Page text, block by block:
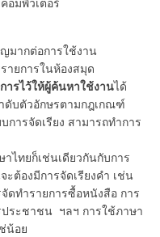
ากต่อการใช้งาน
ายการในห้องสมุด
ารไว้ให้ผู้ค้นหาใช้งานได้
ดับตัวอักษรตามกฎเกณฑ์
ารจัดเรียง สามารถทำการ
ยก็เช่นเดียวกันกับการ
ต้องมีการจัดเรียงคำ เช่น
ดทำรายการซื้อหนังสือ การ
ระชาชน ฯลฯ การใช้ภาษา
น้อย